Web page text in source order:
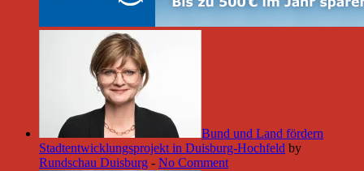
Bund und Land fördern
Stadtentwicklungsprojekt in Duisburg-Hochfeld by
Rundschau Duisburg - No Comment